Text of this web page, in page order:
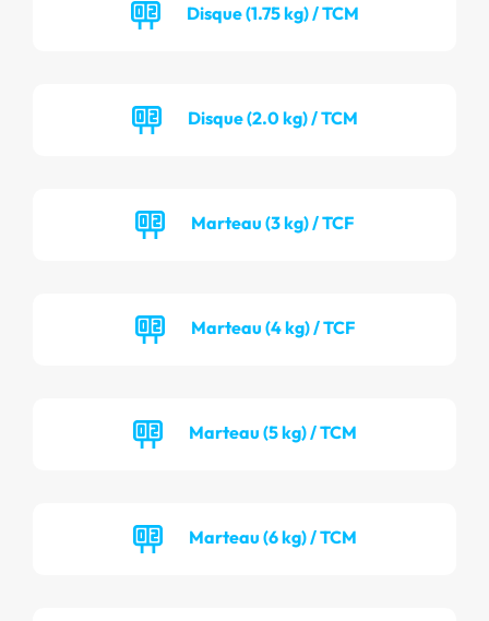
Disque (1.75 kg) / TCM
Disque (2.0 kg) / TCM
Marteau (3 kg) / TCF
Marteau (4 kg) / TCF
Marteau (5 kg) / TCM
Marteau (6 kg) / TCM